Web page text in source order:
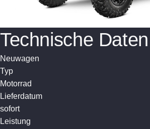
Technische Daten
Neuwagen
Typ
Motorrad
Lieferdatum
sofort
Leistung